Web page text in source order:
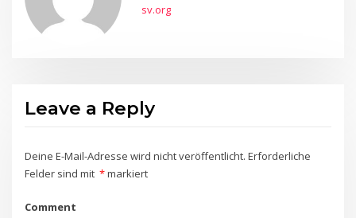
sv.org
Leave a Reply
Deine E-Mail-Adresse wird nicht veröffentlicht. Erforderliche
Felder sind mit *markiert
Comment